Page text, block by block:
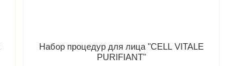
Набор процедур для лица "CELL VITALE
PURIFIANT"